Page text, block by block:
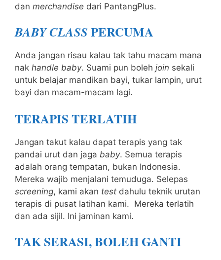
dan merchandise dari PantangPlus.
BABY CLASS PERCUMA
Anda jangan risau kalau tak tahu macam mana
nak handle baby. Suami pun boleh join sekali
untuk belajar mandikan bayi, tukar lampin, urut
bayi dan macam-macam lagi.
TERAPIS TERLATIH
Jangan takut kalau dapat terapis yang tak
pandai urut dan jaga baby. Semua terapis
adalah orang tempatan, bukan Indonesia.
Mereka wajib menjalani temuduga. Selepas
screening, kami akan test dahulu teknik urutan
terapis di pusat latihan kami. Mereka terlatih
dan ada sijil. Ini jaminan kami.
TAK SERASI, BOLEH GANTI